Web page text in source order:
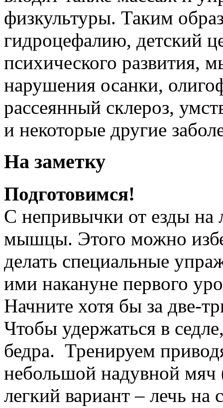
физкультуры. Таким
гидроцефалию, детский
психического
нарушения осанки,
рассеянный склероз,
и некоторые другие
На заметку
Подготовимся!
С непривычки от езды на
мышцы. Этого можно
делать специальные
ими накануне первого
Начните хотя бы за две-
Чтобы удержаться в
бедра. Тренируем
небольшой надувной мяч
легкий вариант – лечь на